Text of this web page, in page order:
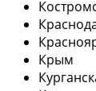
Крым